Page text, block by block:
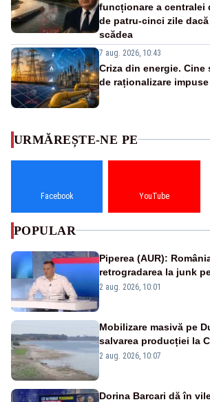
funcționare a centralei
de patru-cinci zile
scădea
7 aug. 2026, 10:43
Criza din energie. Cine
de raționalizare
URMĂREȘTE-NE PE
Facebook YouTube
POPULAR
Piperea (AUR):
retrogradarea la junk
catastrofă pentru bănci
2 aug. 2026, 10:01
Mobilizare masivă pe
salvarea producției la
va detona o stâncă și
2 aug. 2026, 10:07
Dorina Barcari dă în